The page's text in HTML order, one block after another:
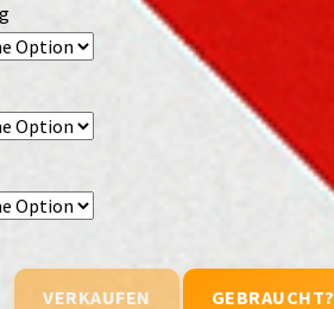
VERKAUFEN GEBRAUCHT?